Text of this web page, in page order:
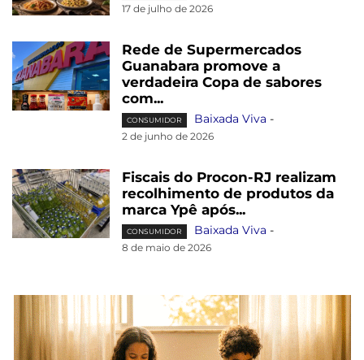
17 de julho de 2026
Rede de Supermercados
Guanabara promove a
verdadeira Copa de sabores
com...
CONSUMIDOR Baixada Viva -
2 de junho de 2026
Fiscais do Procon-RJ realizam
recolhimento de produtos da
marca Ypê após...
CONSUMIDOR Baixada Viva -
8 de maio de 2026